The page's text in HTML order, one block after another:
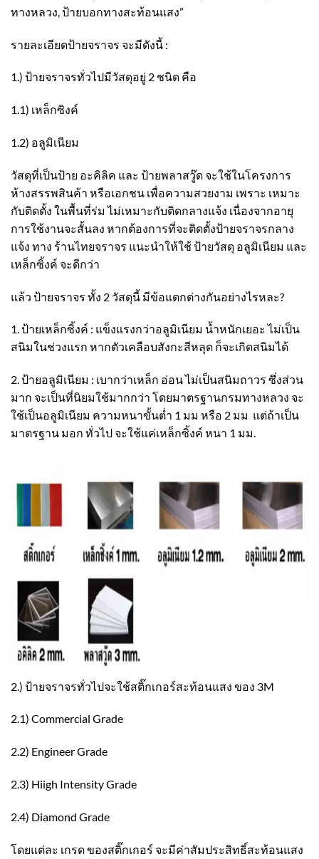
ทางหลวง, ป้ายบอกทางสะท้อนแสง”
รายละเอียดป้ายจราจร จะมีดังนี้ :
1.) ป้ายจราจรทั่วไปมีวัสดุอยู่ 2 ชนิด คือ
1.1) เหล็กซิงค์
1.2) อลูมิเนียม
วัสดุที่เป็นป้าย อะคิลิค และ ป้ายพลาสวู๊ด จะใช้ในโครงการ
ห้างสรรพสินค้า หรือเอกชน เพื่อความสวยงาม เพราะ เหมาะ
กับติดตั้ง ในพื้นที่ร่ม ไม่เหมาะกับติดกลางแจ้ง เนื่องจากอายุ
การใช้งานจะสั้นลง หากต้องการที่จะติดตั้งป้ายจราจรกลาง
แจ้ง ทาง ร้านไทยจราจร แนะนำให้ใช้ ป้ายวัสดุ อลูมิเนียม และ
เหล็กซิ้งค์ จะดีกว่า
แล้ว ป้ายจราจร ทั้ง 2 วัสดุนี้ มีข้อแตกต่างกันอย่างไรหละ?
1. ป้ายเหล็กซิ้งค์ : แข็งแรงกว่าอลูมิเนียม น้ำหนักเยอะ ไม่เป็น
สนิมในช่วงแรก หากตัวเคลือบสังกะสีหลุด ก็จะเกิดสนิมได้
2. ป้ายอลูมิเนียม : เบากว่าเหล็ก อ่อน ไม่เป็นสนิมถาวร ซึ่งส่วน
มาก จะเป็นที่นิยมใช้มากกว่า โดยมาตรฐานกรมทางหลวง จะ
ใช้เป็นอลูมิเนียม ความหนาขั้นต่ำ 1 มม หรือ 2 มม แต่ถ้าเป็น
มาตรฐาน มอก ทั่วไป จะใช้แค่เหล็กซิ้งค์ หนา 1 มม.
2.) ป้ายจราจรทั่วไปจะใช้สติ๊กเกอร์สะท้อนแสง ของ 3M
2.1) Commercial Grade
2.2) Engineer Grade
2.3) Hiigh Intensity Grade
2.4) Diamond Grade
โดยแต่ละ เกรด ของสติ๊กเกอร์ จะมีค่าสัมประสิทธิ์สะท้อนแสง